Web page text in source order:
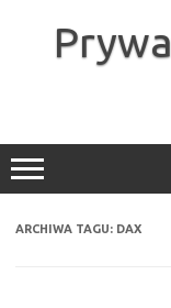
ARCHIWA TAGU: DAX